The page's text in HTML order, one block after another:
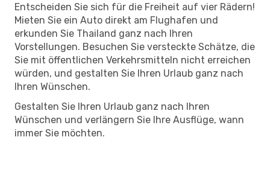
Entscheiden Sie sich für die Freiheit auf vier Rädern!
Mieten Sie ein Auto direkt am Flughafen und
erkunden Sie Thailand ganz nach Ihren
Vorstellungen. Besuchen Sie versteckte Schätze, die
Sie mit öffentlichen Verkehrsmitteln nicht erreichen
würden, und gestalten Sie Ihren Urlaub ganz nach
Ihren Wünschen.
Gestalten Sie Ihren Urlaub ganz nach Ihren
Wünschen und verlängern Sie Ihre Ausflüge, wann
immer Sie möchten.